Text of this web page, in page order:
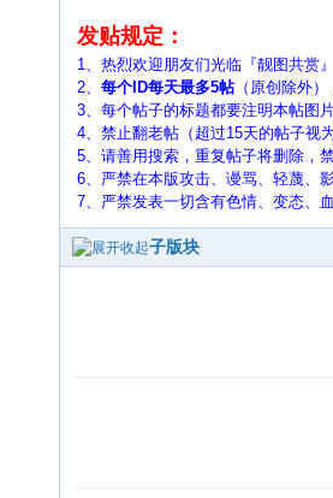
发贴规定：
1、热烈欢迎朋友们光临『靓图共赏
2、 每个ID每天最多5帖（原创除外）
3、每个帖子的标题都要注明本帖图
4、禁止翻老帖（超过15天的帖子视
5、 请善用搜索，重复帖子将删除，
6、严禁在本版攻击、谩骂、轻蔑、
7、严禁发表一切含有色情、变态、
子版块